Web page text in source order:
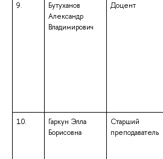
9.
Бутуханов
Александр
Владимирович
Доцент
10.
Гаркун Элла
Борисовна
Старший
преподаватель